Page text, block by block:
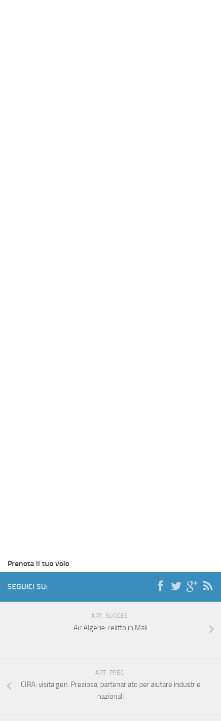
Prenota il tuo volo
SEGUICI SU:
ART. SUCCES.
Air Algerie: relitto in Mali
ART. PREC.
CIRA: visita gen. Preziosa, partenariato per aiutare industrie
nazionali